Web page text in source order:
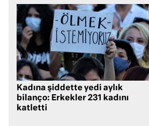
Kadına şiddette yedi aylık
bilanço: Erkekler 231 kadını
katletti